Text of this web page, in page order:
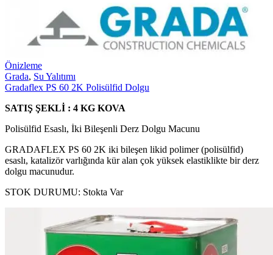
Önizleme
Grada, Su Yalıtımı
Gradaflex PS 60 2K Polisülfid Dolgu
SATIŞ ŞEKLİ : 4 KG KOVA
Polisülfid Esaslı, İki Bileşenli Derz Dolgu Macunu
GRADAFLEX PS 60 2K iki bileşen likid polimer (polisülfid)
esaslı, katalizör varlığında kür alan çok yüksek elastiklikte bir derz
dolgu macunudur.
STOK DURUMU: Stokta Var